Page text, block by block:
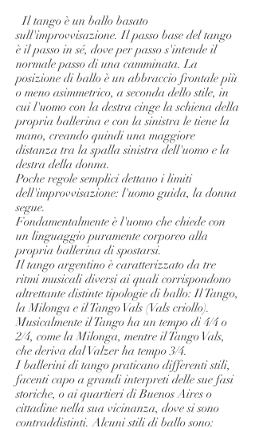
​ ​Il tango è un ballo basato
sull'improvvisazione. Il passo base del tango
è il passo in sé, dove per passo s'intende il
normale passo di una camminata. La
posizione di ballo è un abbraccio frontale più
o meno asimmetrico, a seconda dello stile, in
cui l'uomo con la destra cinge la schiena della
propria ballerina e con la sinistra le tiene la
mano, creando quindi una maggiore
distanza tra la spalla sinistra dell'uomo e la
destra della donna.
Poche regole semplici dettano i limiti
dell'improvvisazione: l'uomo guida, la donna
segue.
Fondamentalmente è l'uomo che chiede con
un linguaggio puramente corporeo alla
propria ballerina di spostarsi.
Il tango argentino è caratterizzato da tre
ritmi musicali diversi ai quali corrispondono
altrettante distinte tipologie di ballo: Il Tango,
la Milonga e il Tango Vals (Vals criollo).
Musicalmente il Tango ha un tempo di 4/4 o
2/4, come la Milonga, mentre il Tango Vals,
che deriva dal Valzer ha tempo 3/4.
I ballerini di tango praticano differenti stili,
facenti capo a grandi interpreti delle sue fasi
storiche, o ai quartieri di Buenos Aires o
cittadine nella sua vicinanza, dove si sono
contraddistinti. Alcuni stili di ballo sono: